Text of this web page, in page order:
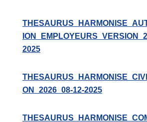
2025
ON_2026_08-12-2025